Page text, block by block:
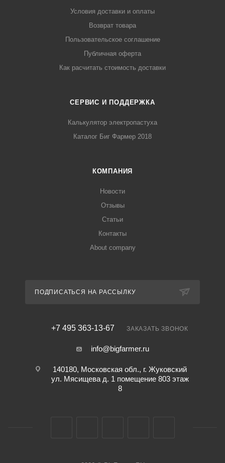
Условия доставки и оплаты
Возврат товара
Пользовательское соглашение
Публичная оферта
Как расчитать стоимость доставки
СЕРВИС И ПОДДЕРЖКА
Калькулятор электропастуха
Каталог Биг Фармер 2018
КОМПАНИЯ
Новости
Отзывы
Статьи
Контакты
About company
ПОДПИСАТЬСЯ НА РАССЫЛКУ
+7 495 363-13-67 ЗАКАЗАТЬ ЗВОНОК
info@bigfarmer.ru
140180, Московская обл., г. Жуковский
ул. Мясищева д. 1 помещение 803 этаж
8